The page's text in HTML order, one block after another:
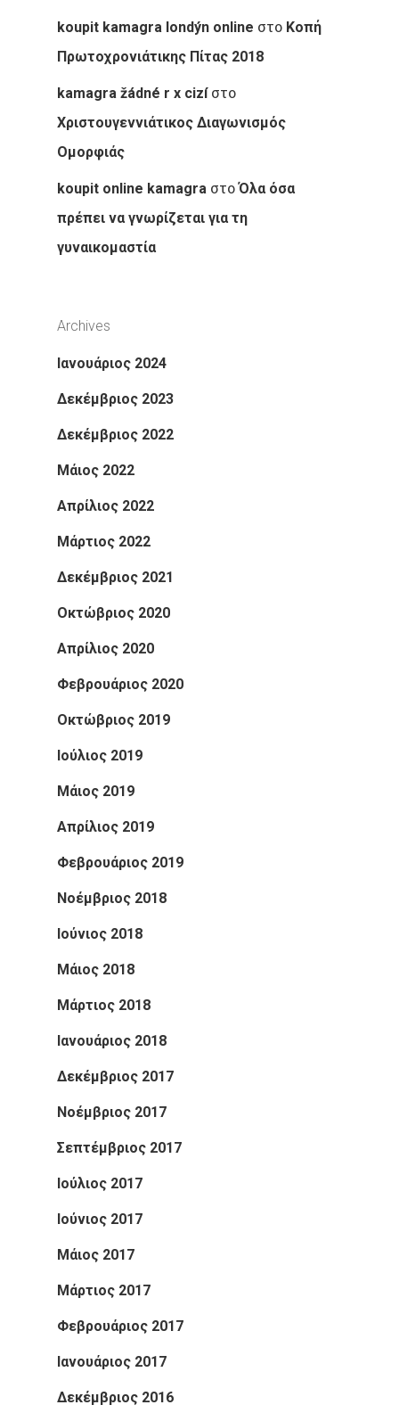
koupit kamagra londýn online στο Κοπή
Πρωτοχρονιάτικης Πίτας 2018
kamagra žádné r x cizíστο
Χριστουγεννιάτικος Διαγωνισμός
Ομορφιάς
koupit online kamagra στοΌλα όσα
πρέπει να γνωρίζεται για τη
γυναικομαστία
Archives
Ιανουάριος 2024
Δεκέμβριος 2023
Δεκέμβριος 2022
Μάιος 2022
Απρίλιος 2022
Μάρτιος 2022
Δεκέμβριος 2021
Οκτώβριος 2020
Απρίλιος 2020
Φεβρουάριος 2020
Οκτώβριος 2019
Ιούλιος 2019
Μάιος 2019
Απρίλιος 2019
Φεβρουάριος 2019
Νοέμβριος 2018
Ιούνιος 2018
Μάιος 2018
Μάρτιος 2018
Ιανουάριος 2018
Δεκέμβριος 2017
Νοέμβριος 2017
Σεπτέμβριος 2017
Ιούλιος 2017
Ιούνιος 2017
Μάιος 2017
Μάρτιος 2017
Φεβρουάριος 2017
Ιανουάριος 2017
Δεκέμβριος 2016